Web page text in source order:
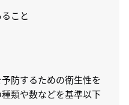
こと
防するための衛生性を
類や数などを基準以下